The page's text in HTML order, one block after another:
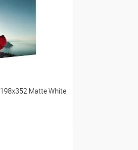
Сравнение
В наличии
Matte White